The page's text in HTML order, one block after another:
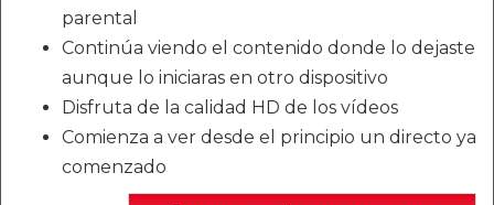
parental
Continúa viendo el contenido donde lo dejaste
aunque lo iniciaras en otro dispositivo
Disfruta de la calidad HD de los vídeos
Comienza a ver desde el principio un directo ya
comenzado